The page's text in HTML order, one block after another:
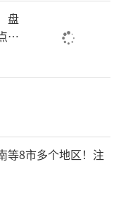
盘
之
等8市多个地区！注